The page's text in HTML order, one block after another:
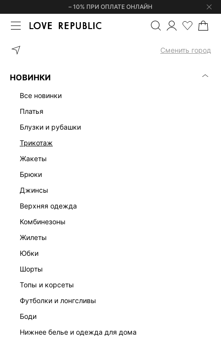
– 10% ПРИ ОПЛАТЕ ОНЛАЙН
Сменить город
НОВИНКИ
все новинки
платья
блузки и рубашки
трикотаж
жакеты
брюки
джинсы
верхняя одежда
комбинезоны
жилеты
юбки
шорты
топы и корсеты
футболки и лонгсливы
боди
нижнее белье и одежда для дома
ГЛАВНАЯ
КУРТКИ ПАЛЬТО И ПЛАЩИ